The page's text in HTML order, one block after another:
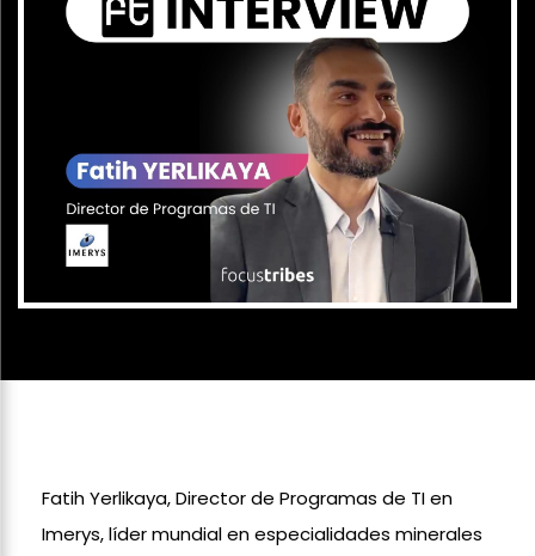
Fatih Yerlikaya, Director de Programas de TI en
Imerys, líder mundial en especialidades minerales